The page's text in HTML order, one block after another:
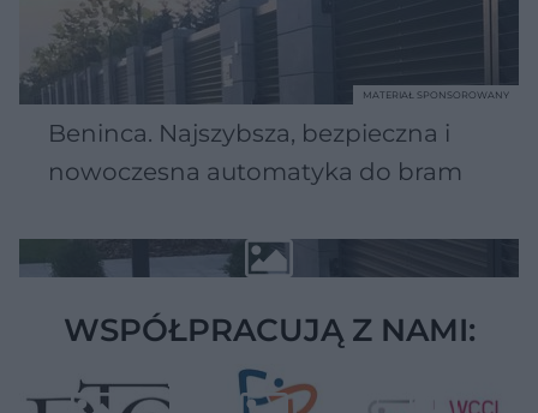
Beninca. Najszybsza, bezpieczna i
nowoczesna automatyka do bram
MATERIAŁ SPONSOROWANY
WSPÓŁPRACUJĄ Z NAMI: